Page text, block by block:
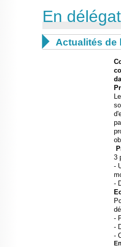
En
 Actualités de
3
-
-
-
-
-